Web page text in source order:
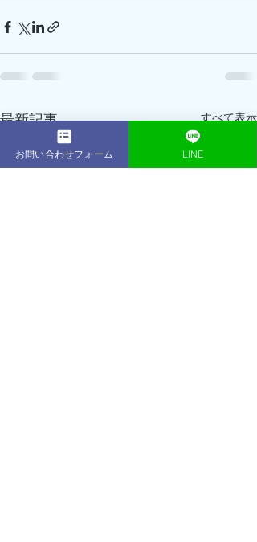
最新記事 すべて表示
お問い合わせフォーム LINE